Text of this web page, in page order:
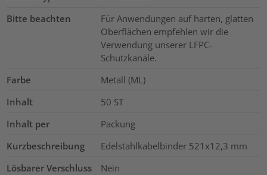
Bitte beachten
Für Anwendungen auf harten, glatten
Oberflächen empfehlen wir die
Verwendung unserer LFPC-
Schutzkanäle.
Farbe
Metall (ML)
Inhalt
50 ST
Inhalt per
Packung
Kurzbeschreibung
Edelstahlkabelbinder 521x12,3 mm
Lösbarer Verschluss
Nein